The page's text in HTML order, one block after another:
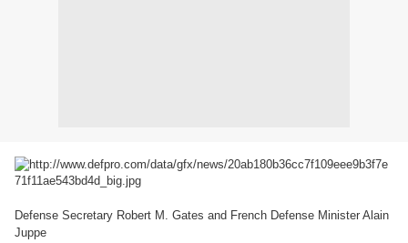
Defense Secretary Robert M. Gates and French Defense Minister Alain
Juppe